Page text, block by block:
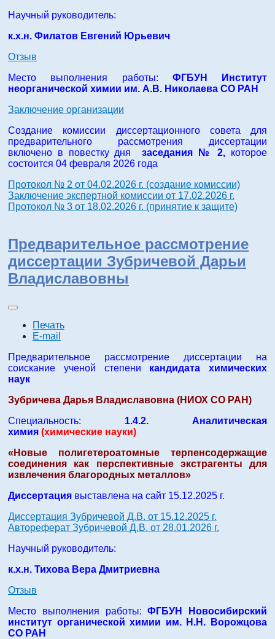
Научный руководитель:
к.х.н. Филатов Евгений Юрьевич
Отзыв
Место выполнения работы: ФГБУН Институт
неорганической химии им. А.В. Николаева СО РАН
Заключение организации
Создание комиссии диссертационного совета для
предварительного рассмотрения диссертации
включено в повестку дня
заседания № 2, которое
состоится 04 февраля 2026 года
Протокол № 2 от 04.02.2026 г. (создание комиссии)
Заключение экспертной комиссии от 17.02.2026 г.
Протокол № 3 от 18.02.2026 г. (принятие к защите)
Предварительное рассмотрение
диссертации Зубричевой Дарьи
Владиславовны
Печать
E-mail
Предварительное рассмотрение диссертации на
соискание ученой степени кандидата химических
наук
Зубричева Дарья Владиславовна (НИОХ СО РАН)
Специальность: 1.4.2. Аналитическая
химия (химические науки)
« Новые полигетероатомные терпенсодержащие
соединения как перспективные экстрагенты для
извлечения благородных металлов»
Диссертация выставлена на сайт 15.12.2025 г.
Диссертация Зубричевой Д.В. от 15.12.2025 г.
Автореферат Зубричевой Д.В. от 28.01.2026 г.
Научный руководитель:
к.х.н. Тихова Вера Дмитриевна
Отзыв
Место выполнения работы:ФГБУН Новосибирский
институт органической химии им. Н.Н. Ворожцова
СО РАН